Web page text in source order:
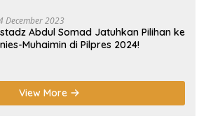
December 2023
Abdul Somad Jatuhkan Pilihan ke
Muhaimin di Pilpres 2024!
View More